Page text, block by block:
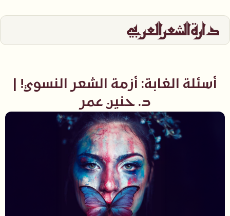
أسئلة الغابة: أزمة الشعر النسوي! |
د. حنين عمر